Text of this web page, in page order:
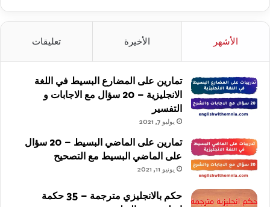
الأشهر الأخيرة تعليقات
تمارين على المضارع البسيط في اللغة
الانجليزية – 20 سؤال مع الاجابات و
التفسير
يوليو 7, 2021
تمارين على الماضي البسيط – 20 سؤال
على الماضي البسيط مع التصحيح
يونيو 11, 2021
حكم بالانجليزي مترجمة – 35 حكمة